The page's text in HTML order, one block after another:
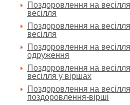
Поздоровлення на
весілля
Поздоровлення на
весілля
Поздоровлення на
одруження
Поздоровлення на
весілля у віршах
Поздоровлення на
поздоровлення-вірші